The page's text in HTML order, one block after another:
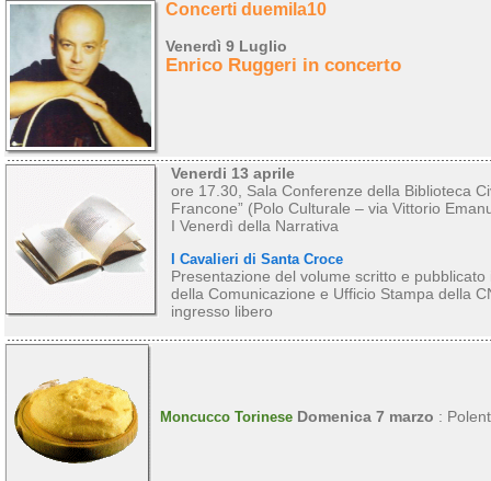
Concerti duemila10
Venerdì 9 Luglio
Enrico Ruggeri in concerto
Venerdi 13 aprile
ore 17.30, Sala Conferenze della Biblioteca
Francone” (Polo Culturale – via Vittorio
I Venerdì della Narrativa
I Cavalieri di Santa Croce
Presentazione del volume scritto e
della Comunicazione e Ufficio Stampa della
ingresso libero
Moncucco Torinese Domenica 7 marzo :